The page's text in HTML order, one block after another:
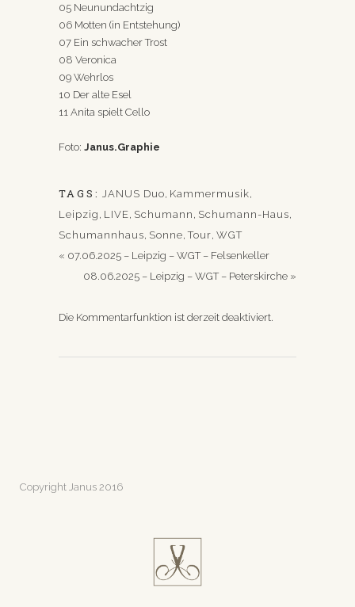
05 Neunundachtzig
06 Motten (in Entstehung)
07 Ein schwacher Trost
08 Veronica
09 Wehrlos
10 Der alte Esel
11 Anita spielt Cello
Foto: Janus.Graphie
TAGS: JANUS Duo, Kammermusik,
Leipzig , LIVE, Schumann , Schumann-Haus,
Schumannhaus, Sonne,Tour, WGT
« 07.06.2025 – Leipzig – WGT – Felsenkeller
08.06.2025 – Leipzig – WGT – Peterskirche »
Die Kommentarfunktion ist derzeit deaktiviert.
Copyright Janus 2016